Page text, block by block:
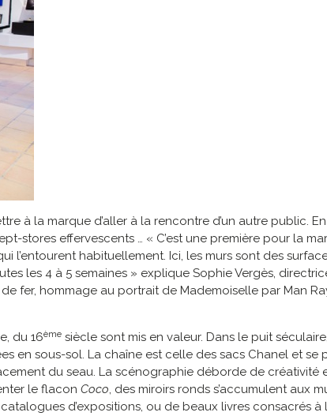
à la marque d’aller à la rencontre d’un autre public.
stores effervescents … « C’est une première pour la
habituellement. Ici, les murs sont des
les 4 à 5 semaines » explique Sophie Vergès,
fer, hommage au portrait de Mademoiselle par Man
du 16ème siècle sont mis en valeur. Dans le puit
en sous-sol. La chaîne est celle des sacs Chanel et se
du seau. La scénographie déborde de créativité
le flacon Coco, des miroirs ronds s’accumulent aux
d’expositions, ou de beaux livres consacrés à